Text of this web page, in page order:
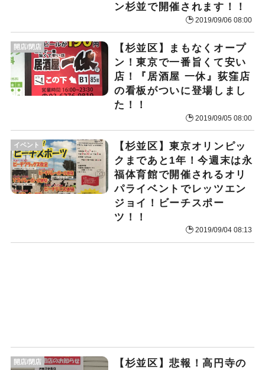
ン杉並で開催されます！！
2019/09/06 08:00
【杉並区】まもなくオープ
ン！東京で一番旨くて安い
店！『居酒屋 一休』荻窪店
の看板がついに登場しまし
た！！
2019/09/05 08:00
開店/閉店
【杉並区】東京オリンピッ
クまであと1年！今週末は永
福体育館で開催されるオリ
パライベントでレッツエン
ジョイ！ビーチスポー
ツ！！
2019/09/04 08:13
イベント
【杉並区】悲報！高円寺の
開店/閉店